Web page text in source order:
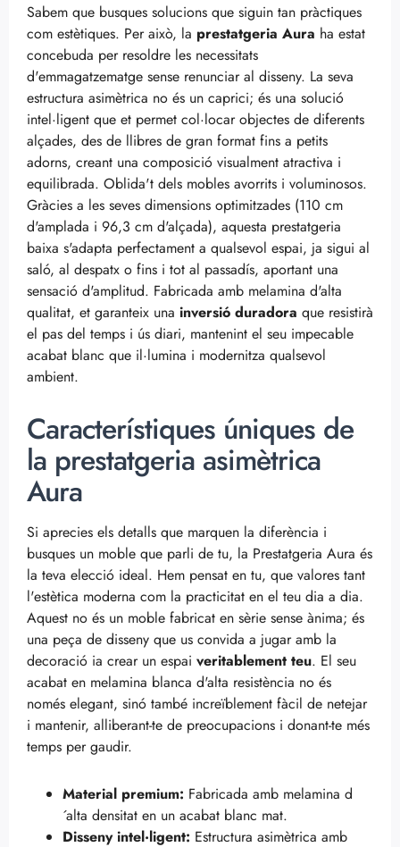
Sabem que busques solucions que siguin tan pràctiques
com estètiques. Per això, la prestatgeria Aura ha estat
concebuda per resoldre les necessitats
d'emmagatzematge sense renunciar al disseny. La seva
estructura asimètrica no és un caprici; és una solució
intel·ligent que et permet col·locar objectes de diferents
alçades, des de llibres de gran format fins a petits
adorns, creant una composició visualment atractiva i
equilibrada. Oblida't dels mobles avorrits i voluminosos.
Gràcies a les seves dimensions optimitzades (110 cm
d'amplada i 96,3 cm d'alçada), aquesta prestatgeria
baixa s'adapta perfectament a qualsevol espai, ja sigui al
saló, al despatx o fins i tot al passadís, aportant una
sensació d'amplitud. Fabricada amb melamina d'alta
qualitat, et garanteix una inversió duradora que resistirà
el pas del temps i ús diari, mantenint el seu impecable
acabat blanc que il·lumina i modernitza qualsevol
ambient.
Característiques úniques de
la prestatgeria asimètrica
Aura
Si aprecies els detalls que marquen la diferència i
busques un moble que parli de tu, la Prestatgeria Aura és
la teva elecció ideal. Hem pensat en tu, que valores tant
l'estètica moderna com la practicitat en el teu dia a dia.
Aquest no és un moble fabricat en sèrie sense ànima; és
una peça de disseny que us convida a jugar amb la
decoració ia crear un espai veritablement teu. El seu
acabat en melamina blanca d'alta resistència no és
només elegant, sinó també increïblement fàcil de netejar
i mantenir, alliberant-te de preocupacions i donant-te més
temps per gaudir.
Material premium: Fabricada amb melamina d
´alta densitat en un acabat blanc mat.
Disseny intel·ligent: Estructura asimètrica amb